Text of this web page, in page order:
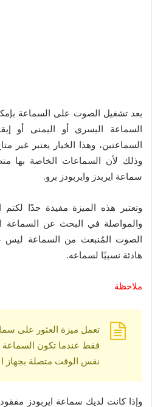
بعد تشغيل الصوت على السماعة
السماعة اليسرى أو اليمنى أو
السماعتين، وهذا الخيار يعتبر غير
وذلك لأن السماعات الخاصة بها
سماعة ايربدز وايربودز برو.
وتعتبر هذه الميزة مفيدة جدًا
والمواصلة في البحث عن السماعة
الصوت المُنبعث من السماعة ليس
هادئة نسبيًا لسماعه.
ملاحظة
تعمل ميزة العثور على
فقط عندما تكون
نفس الوقت متصلة بجهاز
وإذا كانت لديك سماعة ايربودز